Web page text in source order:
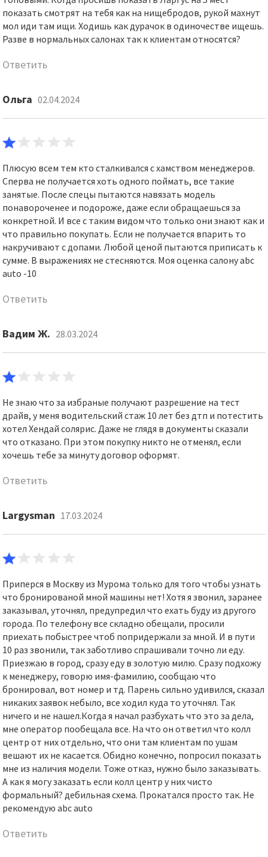
показать смотрят на тебя как на нищебродов, рукой махнут
мол иди там ищи. Ходишь как дурачок в одиночестве ищешь.
Разве в нормальных салонах так к клиентам относятся?
Ответить
Ольга 02.04.2024
Плюсую всем тем кто сталкивался с хамством менеджеров.
Сперва не получается хоть одного поймать, все такие
занятые. После спецы пытаются навязать модель
понавороченее и подороже, даже если обращаешься за
конкретной. И все с таким видом что только они знают как и
что правильно покупать. Если не получается впарить то
накручивают с допами. Любой ценой пытаются приписать к
сумме. В выражениях не стесняются. Моя оценка салону abc
auto -10
Ответить
Вадим Ж. 28.03.2024
Не знаю что за избраные получают разрешение на тест
драйв, у меня водительский стаж 10 лет без дтп и потестить
хотел Хендай солярис. Даже не глядя в документы сказали
что отказано. При этом покупку никто не отменял, если
хочешь тебе за минуту договор оформят.
Ответить
Largysman 17.03.2024
Приперся в Москву из Мурома только для того чтобы узнать
что бронированой мной машины нет! Хотя я звонил, заранее
заказывал, уточнял, предупредил что ехать буду из другого
города. По телефону все складно обещали, просили
приехать побыстрее чтоб попридержали за мной. И в пути
10 раз звонили, так заботливо спрашивали точно ли еду.
Приезжаю в город, сразу еду в золотую милю. Сразу подхожу
к менеджеру, говорю имя-фамилию, сообщаю что
бронировал, вот номер и тд. Парень сильно удивился, сказал
никаких заявок небыло, все ходил куда то уточнял. Так
ничего и не нашел.Когда я начал разбухать что это за дела,
мне оператор пообещала все. На что он ответил что колл
центр от них отдельно, что они там клиентам по ушам
вешают их не касается. Обидно конечно, попросил показать
мне из наличия модели. Тоже отказ, нужно было заказывать.
А как я могу заказать если колл центр у них чисто
формальный? дебильная схема. Прокатался просто так. Не
рекомендую abc auto
Ответить